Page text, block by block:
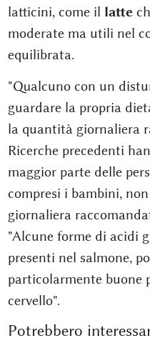
latticini, come il latte
moderate ma utili nel
equilibrata.
"Qualcuno con un
guardare la propria
la quantità giornaliera
Ricerche precedenti
maggior parte delle
compresi i bambini,
giornaliera
"Alcune forme di acidi
presenti nel salmone,
particolarmente buone
cervello".
Potrebbero